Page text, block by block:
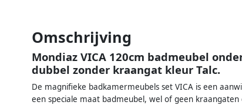
Omschrijving
Mondiaz VICA 120cm badmeubel
dubbel zonder kraangat kleur Talc.
De magnifieke badkamermeubels set VICA is een
een speciale maat badmeubel, wel of geen